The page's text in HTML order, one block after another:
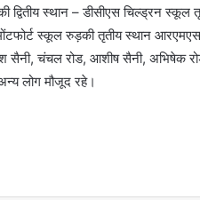
द्वितीय स्थान – डीसीएस चिल्ड्रन स्कूल
मोंटफोर्ट स्कूल रुड़की तृतीय स्थान
सैनी, चंचल रोड, आशीष सैनी, अभिषेक
लोग मौजूद रहे।